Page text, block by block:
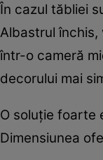
În cazul tăbliei
Albastrul
într-o cameră
decorului mai
O soluție foarte
Dimensiunea